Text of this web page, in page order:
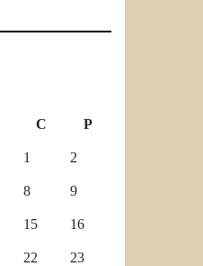
C P
1 2
8 9
15 16
22 23